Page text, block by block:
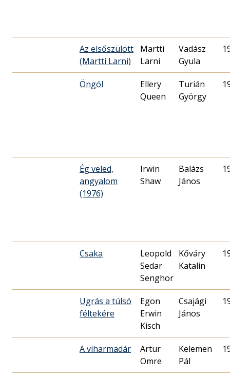
Az elsőszülött
(Martti Larni)
Martti
Larni
Vadász
Gyula
Öngól
Ellery
Queen
Turián
György
Ég veled,
angyalom
(1976)
Irwin
Shaw
Balázs
János
Csaka
Leopold
Sedar
Senghor
Kőváry
Katalin
Ugrás a túlsó
féltekére
Egon
Erwin
Kisch
Csajági
János
A viharmadár
Artur
Omre
Kelemen
Pál